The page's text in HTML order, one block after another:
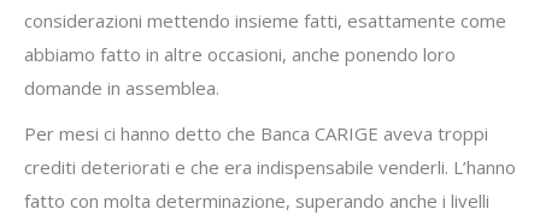
considerazioni mettendo insieme fatti, esattamente come
abbiamo fatto in altre occasioni, anche ponendo loro
domande in assemblea.
Per mesi ci hanno detto che Banca CARIGE aveva troppi
crediti deteriorati e che era indispensabile venderli. L’hanno
fatto con molta determinazione, superando anche i livelli